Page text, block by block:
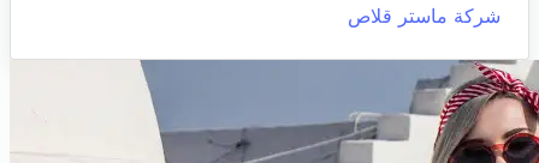
شركة ماستر قلاص